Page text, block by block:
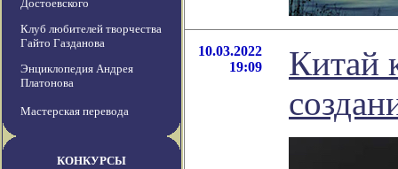
Достоевского
Клуб любителей творчества
Гайто Газданова
Энциклопедия Андрея
Платонова
Мастерская перевода
КОНКУРСЫ
10.03.2022
19:09
Китай